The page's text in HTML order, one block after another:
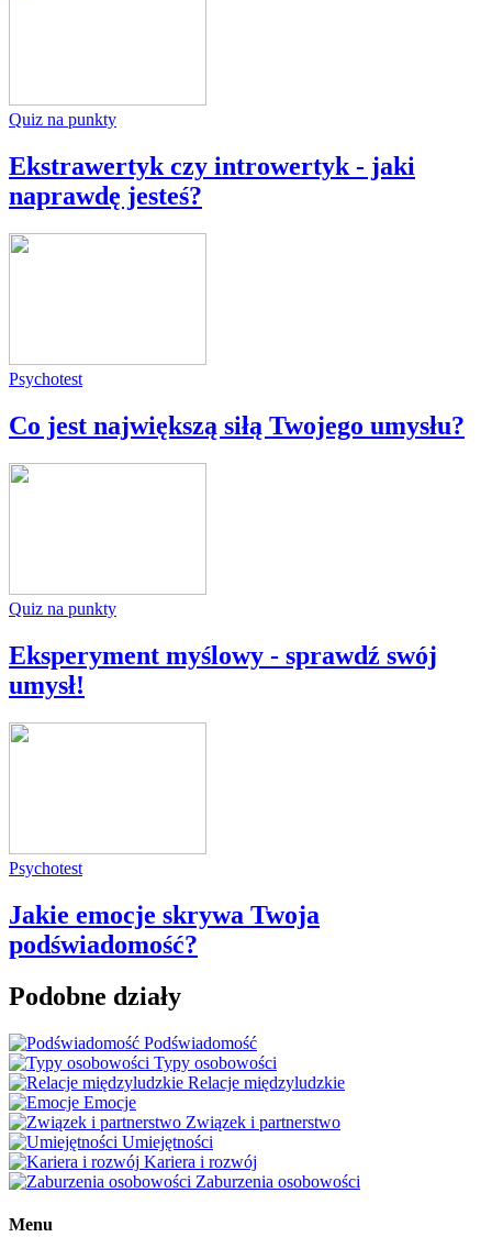
Quiz na punkty
Ekstrawertyk czy introwertyk - jaki
naprawdę jesteś?
Psychotest
Co jest największą siłą Twojego umysłu?
Quiz na punkty
Eksperyment myślowy - sprawdź swój
umysł!
Psychotest
Jakie emocje skrywa Twoja
podświadomość?
Podobne działy
Podświadomość
Typy osobowości
Relacje międzyludzkie
Emocje
Związek i partnerstwo
Umiejętności
Kariera i rozwój
Zaburzenia osobowości
Menu